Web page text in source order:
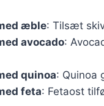
æble: Tilsæt
avocado:
quinoa: Quinoa
feta: Fetaost